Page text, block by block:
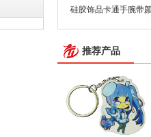
硅胶饰品卡通手腕带
推荐产品